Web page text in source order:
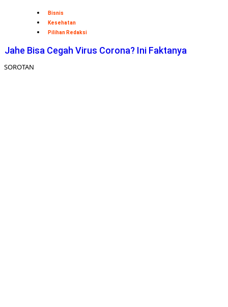
Bisnis
Kesehatan
Pilihan Redaksi
Jahe Bisa Cegah Virus Corona? Ini Faktanya
SOROTAN